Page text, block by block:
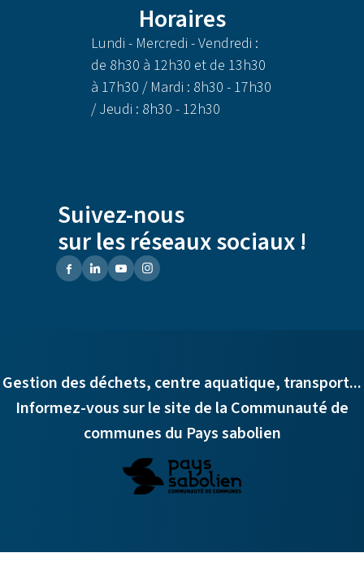
Horaires
Lundi - Mercredi - Vendredi :
de 8h30 à 12h30 et de 13h30
à 17h30 / Mardi : 8h30 - 17h30
/ Jeudi : 8h30 - 12h30
Suivez-nous
sur les réseaux sociaux !
Gestion des déchets, centre aquatique, transport...
Informez-vous sur le site de la Communauté de
communes du Pays sabolien